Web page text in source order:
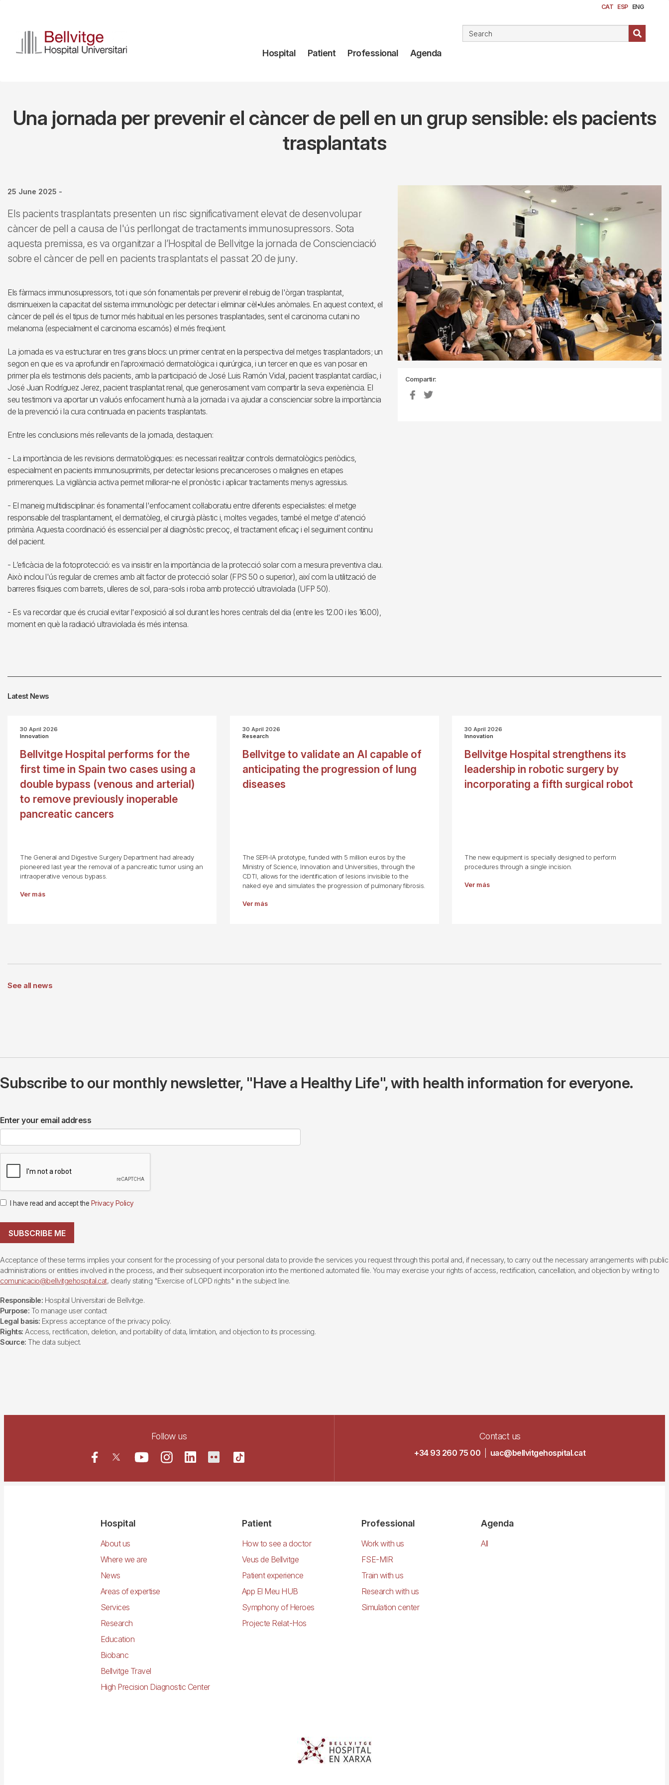
content
CAT ESP ENG
Navegación
Hospital Patient Professional Agenda
Una jornada per prevenir el càncer de pell en un grup sensible: els pacients
trasplantats
25 June 2025 -
Els pacients trasplantats presenten un risc significativament elevat de desenvolupar
càncer de pell a causa de l'ús perllongat de tractaments immunosupressors. Sota
aquesta premissa, es va organitzar a l’Hospital de Bellvitge la jornada de Conscienciació
sobre el càncer de pell en pacients trasplantats el passat 20 de juny.
Els fàrmacs immunosupressors, tot i que són fonamentals per prevenir el rebuig de l'òrgan trasplantat,
disminueixen la capacitat del sistema immunològic per detectar i eliminar cèl•lules anòmales. En aquest context, el
càncer de pell és el tipus de tumor més habitual en les persones trasplantades, sent el carcinoma cutani no
melanoma (especialment el carcinoma escamós) el més freqüent.
La jornada es va estructurar en tres grans blocs: un primer centrat en la perspectiva del metges trasplantadors; un
segon en que es va aprofundir en l’aproximació dermatològica i quirúrgica, i un tercer en que es van posar en
primer pla els testimonis dels pacients, amb la participació de José Luis Ramón Vidal, pacient trasplantat cardíac, i
José Juan Rodríguez Jerez, pacient trasplantat renal, que generosament vam compartir la seva experiència. El
seu testimoni va aportar un valuós enfocament humà a la jornada i va ajudar a conscienciar sobre la importància
de la prevenció i la cura continuada en pacients trasplantats.
Entre les conclusions més rellevants de la jornada, destaquen:
- La importància de les revisions dermatològiques: es necessari realitzar controls dermatològics periòdics,
especialment en pacients immunosuprimits, per detectar lesions precanceroses o malignes en etapes
primerenques. La vigilància activa permet millorar-ne el pronòstic i aplicar tractaments menys agressius.
- El maneig multidisciplinar: és fonamental l'enfocament col·laboratiu entre diferents especialistes: el metge
responsable del trasplantament, el dermatòleg, el cirurgià plàstic i, moltes vegades, també el metge d'atenció
primària. Aquesta coordinació és essencial per al diagnòstic precoç, el tractament eficaç i el seguiment continu
del pacient.
- L’eficàcia de la fotoprotecció: es va insistir en la importància de la protecció solar com a mesura preventiva clau.
Això inclou l'ús regular de cremes amb alt factor de protecció solar (FPS 50 o superior), així com la utilització de
barreres físiques com barrets, ulleres de sol, para-sols i roba amb protecció ultraviolada (UFP 50).
- Es va recordar que és crucial evitar l'exposició al sol durant les hores centrals del dia (entre les 12.00 i les 16.00),
moment en què la radiació ultraviolada és més intensa.
Compartir:
Latest News
30 April 2026
Innovation
Bellvitge Hospital performs for the
first time in Spain two cases using a
double bypass (venous and arterial)
to remove previously inoperable
pancreatic cancers
The General and Digestive Surgery Department had already
pioneered last year the removal of a pancreatic tumor using an
intraoperative venous bypass.
Ver más
30 April 2026
Research
Bellvitge to validate an AI capable of
anticipating the progression of lung
diseases
The SEPI-IA prototype, funded with 5 million euros by the
Ministry of Science, Innovation and Universities, through the
CDTI, allows for the identification of lesions invisible to the
naked eye and simulates the progression of pulmonary fibrosis.
Ver más
30 April 2026
Innovation
Bellvitge Hospital strengthens its
leadership in robotic surgery by
incorporating a fifth surgical robot
The new equipment is specially designed to perform
procedures through a single incision.
Ver más
See all news
Subscribe to our monthly newsletter, "Have a Healthy Life", with health information for everyone.
Enter your email address
I have read and accept the Privacy Policy
SUBSCRIBE ME
Acceptance of these terms implies your consent for the processing of your personal data to provide the services you request through this portal and, if necessary, to carry out the necessary arrangements with public
administrations or entities involved in the process, and their subsequent incorporation into the mentioned automated file. You may exercise your rights of access, rectification, cancellation, and objection by writing to
comunicacio@bellvitgehospital.cat, clearly stating "Exercise of LOPD rights" in the subject line.
Responsible: Hospital Universitari de Bellvitge.
Purpose: To manage user contact
Legal basis: Express acceptance of the privacy policy.
Rights: Access, rectification, deletion, and portability of data, limitation, and objection to its processing.
Source: The data subject.
Follow us Contact us
+34 93 260 75 00 uac@bellvitgehospital.cat
Hospital
About us
Where we are
News
Areas of expertise
Services
Research
Education
Biobanc
Bellvitge Travel
High Precision Diagnostic Center
Patient
How to see a doctor
Veus de Bellvitge
Patient experience
App El Meu HUB
Symphony of Heroes
Projecte Relat-Hos
Professional
Work with us
FSE-MIR
Train with us
Research with us
Simulation center
Agenda
All